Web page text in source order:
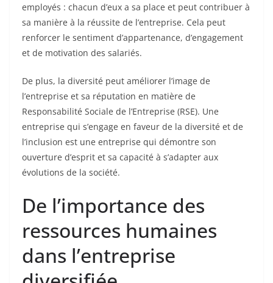
employés : chacun d’eux a sa place et peut contribuer à
sa manière à la réussite de l’entreprise. Cela peut
renforcer le sentiment d’appartenance, d’engagement
et de motivation des salariés.
De plus, la diversité peut améliorer l’image de
l’entreprise et sa réputation en matière de
Responsabilité Sociale de l’Entreprise (RSE). Une
entreprise qui s’engage en faveur de la diversité et de
l’inclusion est une entreprise qui démontre son
ouverture d’esprit et sa capacité à s’adapter aux
évolutions de la société.
De l’importance des
ressources humaines
dans l’entreprise